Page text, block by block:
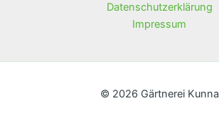
Datenschutzerklärung
Impressum
© 2026 Gärtnerei Kunna